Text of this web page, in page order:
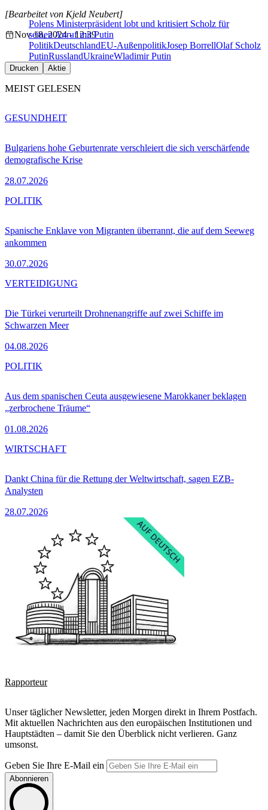
Polens Ministerpräsident lobt und kritisiert Scholz für
seinen Anruf mit Putin
[Bearbeitet von Kjeld Neubert]
Nov 18, 2024 - 12:39
PolitikDeutschlandEU-AußenpolitikJosep BorrellOlaf Scholz
PutinRusslandUkraineWladimir Putin
Drucken Aktie
MEIST GELESEN
Bulgariens hohe Geburtenrate verschleiert die sich verschärfende
demografische Krise
28.07.2026
GESUNDHEIT
Spanische Enklave von Migranten überrannt, die auf dem Seeweg
ankommen
30.07.2026
POLITIK
Die Türkei verurteilt Drohnenangriffe auf zwei Schiffe im
Schwarzen Meer
04.08.2026
VERTEIDIGUNG
Aus dem spanischen Ceuta ausgewiesene Marokkaner beklagen
„zerbrochene Träume“
01.08.2026
POLITIK
Dankt China für die Rettung der Weltwirtschaft, sagen EZB-
Analysten
28.07.2026
WIRTSCHAFT
Rapporteur
Unser täglicher Newsletter, jeden Morgen direkt in Ihrem Postfach.
Mit aktuellen Nachrichten aus den europäischen Institutionen und
Hauptstädten – damit Sie den Überblick nicht verlieren. Ganz
umsonst.
Geben Sie Ihre E-Mail ein
Abonnieren